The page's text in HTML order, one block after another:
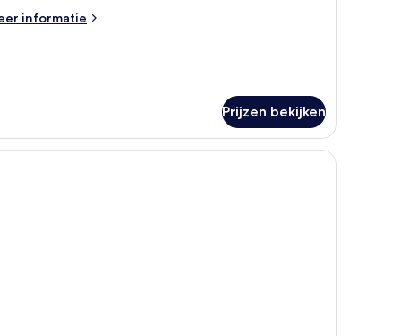
informatie
Prijzen bekijken